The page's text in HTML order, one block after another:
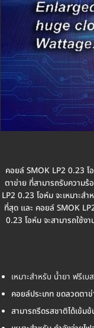
คอยล์ SMOK LP2 0.23 โ
ตาข่าย ที่สามารถรับความร้
LP2 0.23 โอห์ม จะเหมาะส
ที่สุด และ คอยล์ SMOK
0.23 โอห์ม จะสามารถใช้
เหมาะสำหรับ น้ำยา ฟรีเ
คอยล์ประเภท ขดลวดตาข่
สามารถรีดรสชาติได้เข้ม